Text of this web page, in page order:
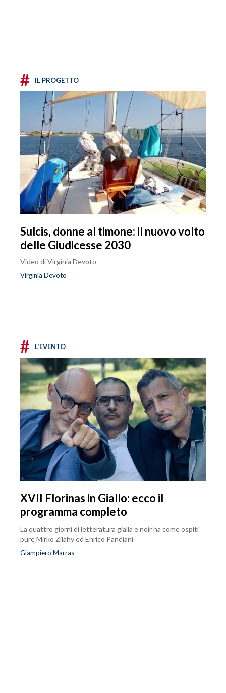
# IL PROGETTO
Sulcis, donne al timone: il nuovo volto
delle Giudicesse 2030
Video di Virginia Devoto
Virginia Devoto
# L'EVENTO
XVII Florinas in Giallo: ecco il
programma completo
La quattro giorni di letteratura gialla e noir ha come ospiti
pure Mirko Zilahy ed Enrico Pandiani
Giampiero Marras